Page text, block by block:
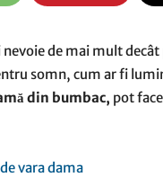
de mai mult
somn, cum ar fi
din bumbac, pot